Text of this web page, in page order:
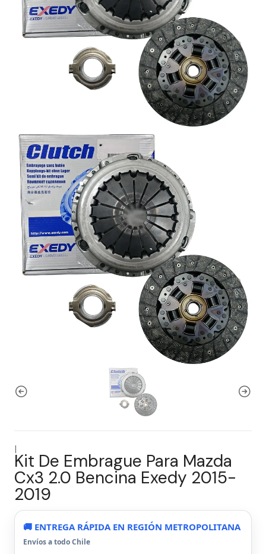
|
Kit De Embrague Para Mazda
Cx3 2.0 Bencina Exedy 2015-
2019
🚚 ENTREGA RÁPIDA EN REGIÓN METROPOLITANA
Envíos a todo Chile